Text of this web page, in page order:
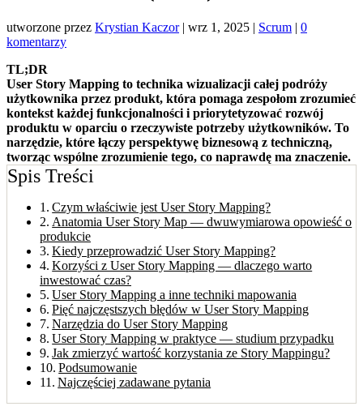
utworzone przez Krystian Kaczor| wrz 1, 2025 | Scrum | 0
komentarzy
TL;DR
User Story Mapping to technika wizualizacji całej podróży
użytkownika przez produkt, która pomaga zespołom zrozumieć
kontekst każdej funkcjonalności i priorytetyzować rozwój
produktu w oparciu o rzeczywiste potrzeby użytkowników. To
narzędzie, które łączy perspektywę biznesową z techniczną,
tworząc wspólne zrozumienie tego, co naprawdę ma znaczenie.
Spis Treści
Czym właściwie jest User Story Mapping?
Anatomia User Story Map — dwuwymiarowa opowieść o
produkcie
Kiedy przeprowadzić User Story Mapping?
Korzyści z User Story Mapping — dlaczego warto
inwestować czas?
User Story Mapping a inne techniki mapowania
Pięć najczęstszych błędów w User Story Mapping
Narzędzia do User Story Mapping
User Story Mapping w praktyce — studium przypadku
Jak zmierzyć wartość korzystania ze Story Mappingu?
Podsumowanie
Najczęściej zadawane pytania